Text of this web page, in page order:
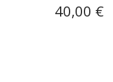
40,00 €